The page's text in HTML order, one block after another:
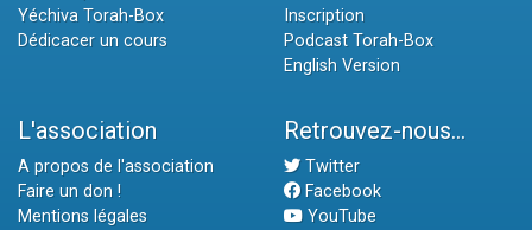
Yéchiva Torah-Box
Dédicacer un cours
Inscription
Podcast Torah-Box
English Version
L'association
A propos de l'association
Faire un don !
Mentions légales
Retrouvez-nous...
Twitter
Facebook
YouTube